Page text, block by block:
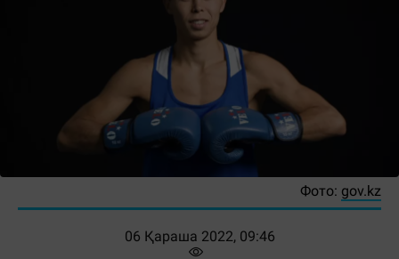
Фото: gov.kz
06 Қараша 2022, 09:46